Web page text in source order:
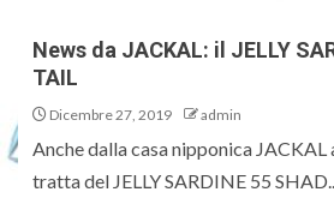
News da JACKAL: il JELLY
TAIL
Dicembre 27, 2019 admin
Anche dalla casa nipponica JACKAL
tratta del JELLY SARDINE 55